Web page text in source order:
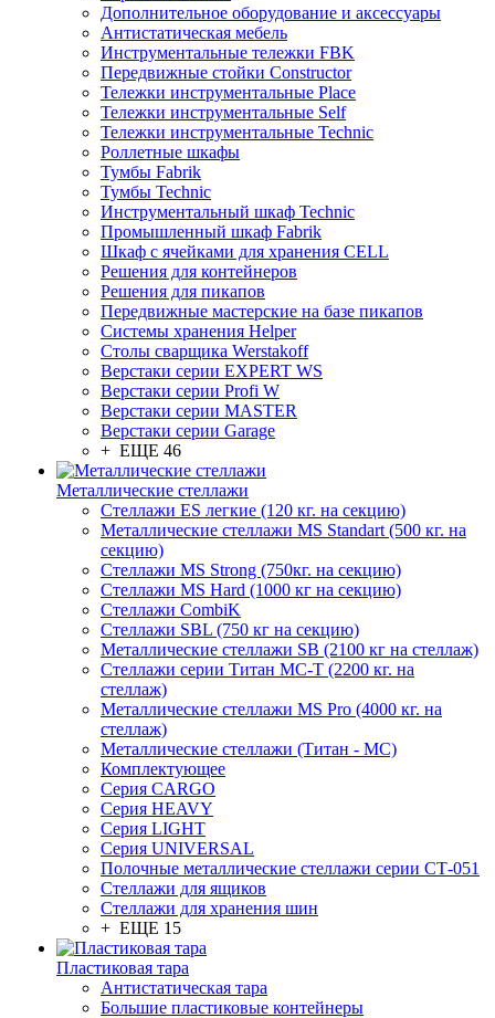
Дополнительное оборудование и аксессуары
Антистатическая мебель
Инструментальные тележки FBK
Передвижные стойки Constructor
Тележки инструментальные Place
Тележки инструментальные Self
Тележки инструментальные Technic
Роллетные шкафы
Тумбы Fabrik
Тумбы Technic
Инструментальный шкаф Technic
Промышленный шкаф Fabrik
Шкаф с ячейками для хранения CELL
Решения для контейнеров
Решения для пикапов
Передвижные мастерские на базе пикапов
Системы хранения Helper
Столы сварщика Werstakoff
Верстаки серии EXPERT WS
Верстаки серии Profi W
Верстаки серии MASTER
Верстаки серии Garage
+ ЕЩЕ 46
Металлические стеллажи
Стеллажи ES легкие (120 кг. на секцию)
Металлические стеллажи MS Standart (500 кг. на
секцию)
Стеллажи MS Strong (750кг. на секцию)
Стеллажи MS Hard (1000 кг на секцию)
Стеллажи CombiK
Стеллажи SBL (750 кг на секцию)
Металлические стеллажи SB (2100 кг на стеллаж)
Стеллажи серии Титан МС-Т (2200 кг. на
стеллаж)
Металлические стеллажи MS Pro (4000 кг. на
стеллаж)
Металлические стеллажи (Титан - МС)
Комплектующее
Серия CARGO
Серия HEAVY
Серия LIGHT
Серия UNIVERSAL
Полочные металлические стеллажи серии СТ-051
Стеллажи для ящиков
Стеллажи для хранения шин
+ ЕЩЕ 15
Пластиковая тара
Антистатическая тара
Большие пластиковые контейнеры